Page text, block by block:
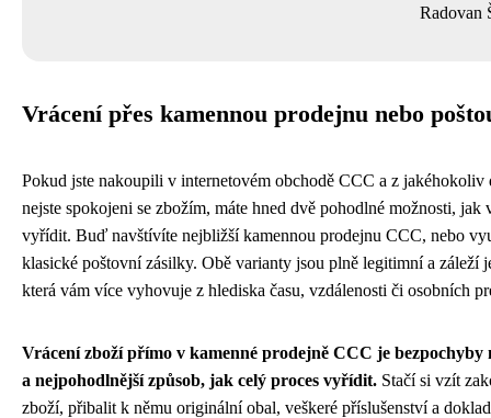
Radovan
Vrácení přes kamennou prodejnu nebo
Pokud jste nakoupili v internetovém obchodě CCC a z jakéhokoliv
nejste spokojeni se zbožím, máte hned dvě pohodlné možnosti, jak
vyřídit. Buď navštívíte nejbližší kamennou prodejnu CCC, nebo
klasické poštovní zásilky. Obě varianty jsou plně legitimní a záleží
která vám více vyhovuje z hlediska času, vzdálenosti či osobních
Vrácení zboží přímo v kamenné prodejně CCC je bezpochyby
a nejpohodlnější způsob, jak celý proces vyřídit. Stačí si vzít
zboží, přibalit k němu originální obal, veškeré příslušenství a